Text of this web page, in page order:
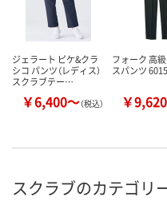
カゴへ
ジェラート ピケ&クラ
シコ パンツ（レディス）
スクラブテー…
￥6,400～（税込）
フォーク 高
スパンツ
￥
スクラブのカテゴリ